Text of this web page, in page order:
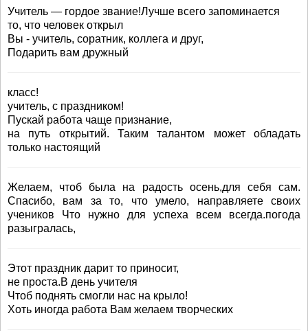
Учитель — гордое звание!Лучше всего запоминается
то, что человек открыл
Вы - учитель, соратник, коллега и друг,
Подарить вам дружный
класс!
учитель, с праздником!
Пускай работа чаще признание,
на путь открытий. Таким талантом может обладать
только настоящий
Желаем, чтоб была на радость осень,для себя сам.
Спасибо, вам за то, что умело, направляете своих
учеников Что нужно для успеха всем всегда.погода
разыгралась,
Этот праздник дарит то приносит,
не проста.В день учителя
Чтоб поднять смогли нас на крыло!
Хоть иногда работа Вам желаем творческих